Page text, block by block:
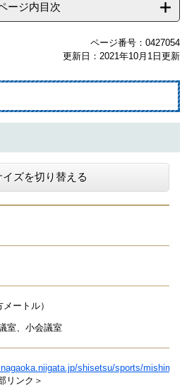
ージ内目次
ページ番号：0427054
更新日：2021年10月1日更新
ズを切り替える
ートル）
室、小会議室
shisetsu/sports/mishima-
リンク＞